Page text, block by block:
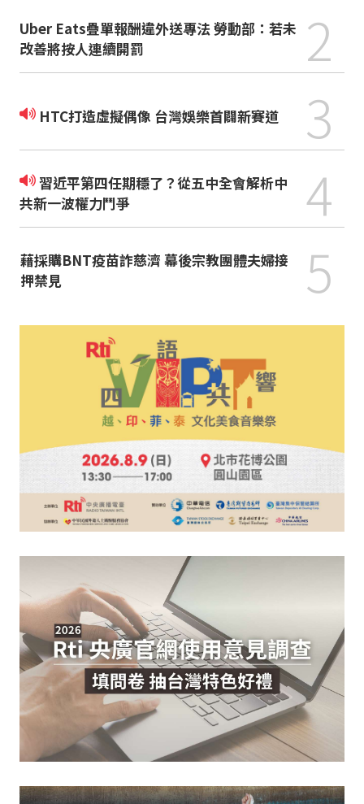
Uber Eats疊單報酬違外送專法 勞動部：若未
改善將按人連續開罰
2
HTC打造虛擬偶像 台灣娛樂首闢新賽道 3
習近平第四任期穩了？從五中全會解析中
共新一波權力鬥爭
4
藉採購BNT疫苗詐慈濟 幕後宗教團體夫婦接
押禁見
5